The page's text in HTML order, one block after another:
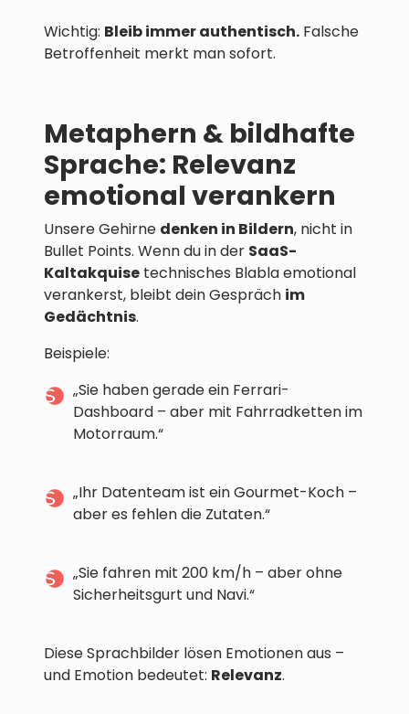
Wichtig: Bleib immer authentisch. Falsche
Betroffenheit merkt man sofort.
Metaphern & bildhafte
Sprache: Relevanz
emotional verankern
Unsere Gehirne denken in Bildern, nicht in
Bullet Points. Wenn du in der SaaS-
Kaltakquise technisches Blabla emotional
verankerst, bleibt dein Gespräch im
Gedächtnis.
Beispiele:
„Sie haben gerade ein Ferrari-
Dashboard – aber mit Fahrradketten im
Motorraum.“
„Ihr Datenteam ist ein Gourmet-Koch –
aber es fehlen die Zutaten.“
„Sie fahren mit 200 km/h – aber ohne
Sicherheitsgurt und Navi.“
Diese Sprachbilder lösen Emotionen aus –
und Emotion bedeutet: Relevanz.